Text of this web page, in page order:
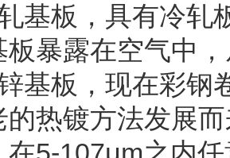
板，具有冷轧板
板暴露在空气中
板，现在彩钢卷
的热镀方法发展